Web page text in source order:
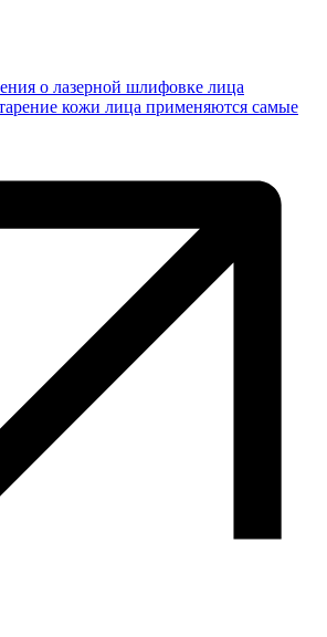
о лазерной шлифовке лица
кожи лица применяются самые